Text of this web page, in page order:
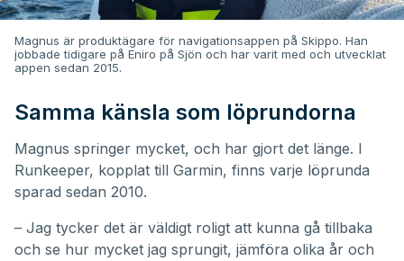
Magnus är produktägare för navigationsappen på Skippo. Han
jobbade tidigare på Eniro på Sjön och har varit med och utvecklat
appen sedan 2015.
Samma känsla som löprundorna
Magnus springer mycket, och har gjort det länge. I
Runkeeper, kopplat till Garmin, finns varje löprunda
sparad sedan 2010.
– Jag tycker det är väldigt roligt att kunna gå tillbaka
och se hur mycket jag sprungit, jämföra olika år och